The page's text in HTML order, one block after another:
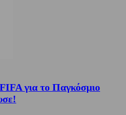
για το Παγκόσμιο